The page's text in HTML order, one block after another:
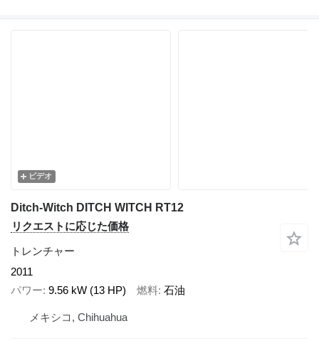
ビデオ
Ditch-Witch DITCH WITCH RT12
リクエストに応じた価格
トレンチャー
2011
パワー 9.56 kW (13 HP) 燃料 石油
メキシコ, Chihuahua